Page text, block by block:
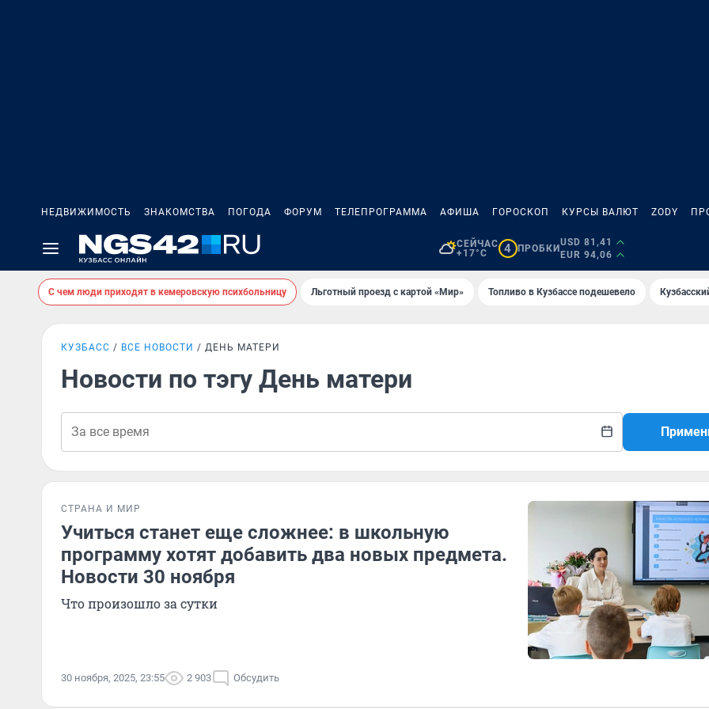
НЕДВИЖИМОСТЬ ЗНАКОМСТВА ПОГОДА ФОРУМ ТЕЛЕПРОГРАММА АФИША ГОРОСКОП КУРСЫ ВАЛЮТ ZODY
СЕЙЧАС
+17°C
4 ПРОБКИ
USD 81,41
EUR 94,06
С чем люди приходят в кемеровскую психбольницу Льготный проезд с картой «Мир» Топливо в Кузбассе подешевело
КУЗБАСС ВСЕ НОВОСТИ ДЕНЬ МАТЕРИ
Новости по тэгу День матери
СТРАНА И МИР
Учиться станет еще сложнее: в школьную
программу хотят добавить два новых предмета.
Новости 30 ноября
Что произошло за сутки
30 ноября, 2025, 23:55 2 903 Обсудить